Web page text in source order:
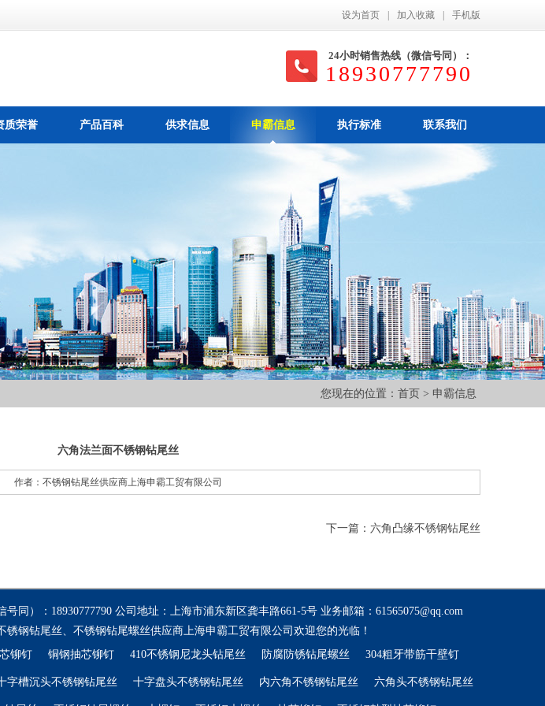
设为首页 加入收藏 手机版
24小时销售热线（微信号同）：
18930777790
质荣誉 产品百科 供求信息 申霸信息 执行标准 联系我们
您现在的位置： 首页 > 申霸信息
六角法兰面不锈钢钻尾丝
作者：不锈钢钻尾丝供应商上海申霸工贸有限公司
下一篇：六角凸缘不锈钢钻尾丝
同）：18930777790公司地址：上海市浦东新区龚丰路661-5号 业务邮箱：61565075@qq.com
铆钉 铜钢抽芯铆钉 410不锈钢尼龙头钻尾丝 防腐防锈钻尾螺丝 304粗牙带筋干壁钉
字槽沉头不锈钢钻尾丝 十字盘头不锈钢钻尾丝 内六角不锈钢钻尾丝 六角头不锈钢钻尾丝